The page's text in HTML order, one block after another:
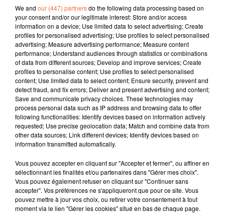
24 mai 2025 - 13 min 27 sec
JOURNAL DU SAMEDI 24 MAI
Patrice Bémanangy
L'info près de chez vous
La liste des métiers en tension qui permettrait aux
travailleurs étrangers d'être régularisés a été publié
mais les conditions demandées ne peuvent pas
s'appliquer l'Ardibb.
Les minimes filles du Collège Supervielle vice-
championne de France UNSS.
Ladislas Combeuil expose ses oeuvres à partir de ce
week-end au château de Bressuire.
Les 1/4 de finale en basket entre CB et Bourg en Bresse
lundi prochain.
Le SAM handball joue son maintein ce samedi en N2
La 22ème balade des 2 CV demain au départ de Saint-
We and our (447) partnersdo the following data processing based on
your consent and/or our legitimate interest: Store and/or access
information on a device; Use limited data to select advertising; Create
profiles for personalised advertising; Use profiles to select personalised
advertising; Measure advertising performance; Measure content
performance; Understand audiences through statistics or combinations
of data from different sources; Develop and improve services; Create
profiles to personalise content; Use profiles to select personalised
content; Use limited data to select content; Ensure security, prevent and
detect fraud, and fix errors; Deliver and present advertising and content;
Save and communicate privacy choices. These technologies may
process personal data such as IP address and browsing data to offer
following functionalities: Identify devices based on information actively
requested; Use precise geolocation data; Match and combine data from
other data sources; Link different devices; Identify devices based on
information transmitted automatically.
Vous pouvez accepter en cliquant sur "Accepter et fermer", ou affiner en
sélectionnant les finalités et/ou partenaires dans "Gérer mes choix".
Vous pouvez également refuser en cliquant sur "Continuer sans
accepter". Vos préférences ne s'appliqueront que pour ce site. Vous
pouvez mettre à jour vos choix, ou retirer votre consentement à tout
moment via le lien "Gérer les cookies" situé en bas de chaque page.